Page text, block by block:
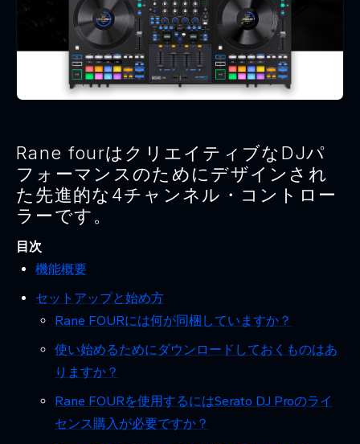
Rane fourはクリエイティブなDJパ
フォーマンスのためにデザインされ
た先進的な4チャンネル・コントロー
ラーです。
目次
機能概要
セットアップと始め方
Rane FOURには何が同梱していますか？
使い始めるためにダウンロードしておくものはあ
りますか？
Rane FOURを使用するにはSerato DJ Proのライ
センス購入が必要ですか？